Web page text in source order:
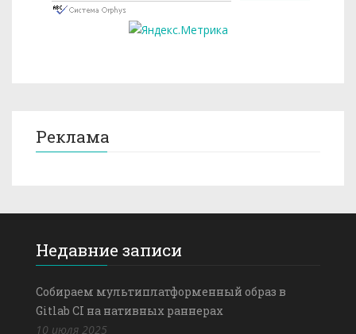
Реклама
Недавние записи
Собираем мультиплатформенный образ в
Gitlab CI на нативных раннерах
10 июля 2025